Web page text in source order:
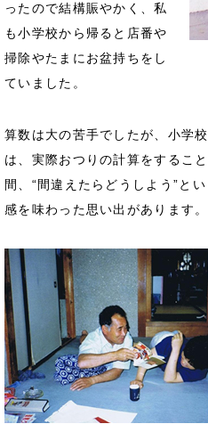
ったので結構賑やかく、私
も小学校から帰ると店番や
掃除やたまにお盆持ちをし
ていました。
算数は大の苦手でしたが、小学
は、実際おつりの計算をするこ
間、“間違えたらどうしよう”と
感を味わった思い出があります。